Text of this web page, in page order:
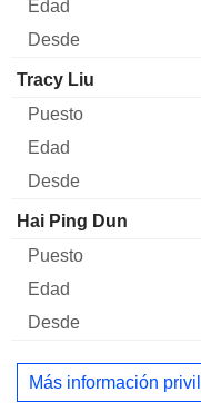
Tracy Liu
Hai Ping Dun
Más información